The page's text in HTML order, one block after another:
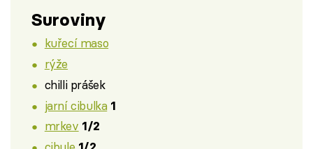
Suroviny
kuřecí maso
rýže
chilli prášek
jarní cibulka 1
mrkev 1/2